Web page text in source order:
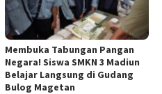
Membuka Tabungan Pangan
Negara! Siswa SMKN 3 Madiun
Belajar Langsung di Gudang
Bulog Magetan